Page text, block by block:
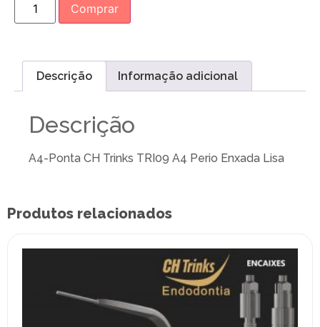
Comprar
Descrição Informação adicional
Descrição
A4-Ponta CH Trinks TRI09 A4 Perio Enxada Lisa
Produtos relacionados